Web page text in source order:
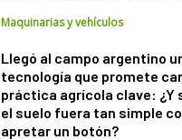
Maquinarias y vehículos
Llegó al campo argentino
tecnología que promete
práctica agrícola clave: ¿Y
el suelo fuera tan simple
apretar un botón?